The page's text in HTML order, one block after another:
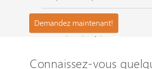
Questions les plus fréquemment
Connaissez-vous